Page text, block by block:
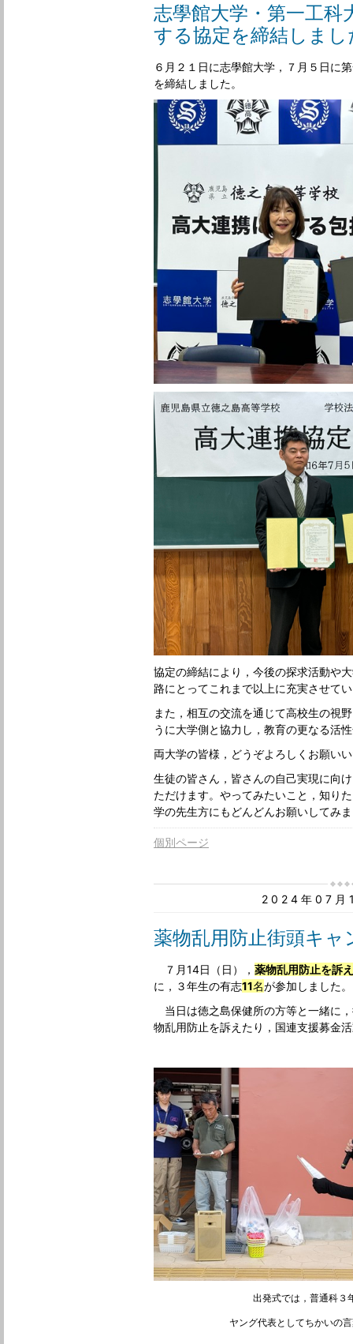
志學館大学・第一工科
する協定を締結しまし
６月２１日に志學館大学，７月５日に
を締結しました。
協定の締結により，今後の探求活動や
路にとってこれまで以上に充実させて
また，相互の交流を通じて高校生の視
うに大学側と協力し，教育の更なる活
両大学の皆様，どうぞよろしくお願い
生徒の皆さん，皆さんの自己実現に向
ただけます。やってみたいこと，知り
学の先生方にもどんどんお願いしてみ
個別ページ
2024年07月
薬物乱用防止街頭キャ
７月14日（日）， 薬物乱用防止を訴
に，３年生の有志11名が参加しました。
当日は徳之島保健所の方等と一緒に
物乱用防止を訴えたり，国連支援募金
出発式では，普通科３
ヤング代表としてちかいの